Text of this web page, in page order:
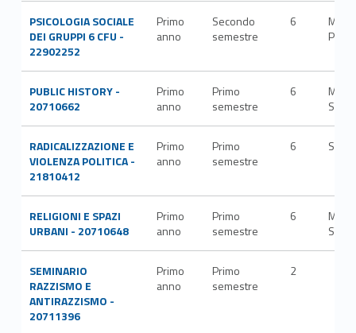
PSICOLOGIA SOCIALE
DEI GRUPPI 6 CFU -
22902252
Primo
anno
Secondo
semestre
6
M-
PSI/
PUBLIC HISTORY -
20710662
Primo
anno
Primo
semestre
6
M-
RADICALIZZAZIONE E
VIOLENZA POLITICA -
21810412
Primo
anno
Primo
semestre
6 SPS/
RELIGIONI E SPAZI
URBANI - 20710648
Primo
anno
Primo
semestre
6
M-
SEMINARIO
RAZZISMO E
ANTIRAZZISMO -
20711396
Primo
anno
Primo
semestre
2